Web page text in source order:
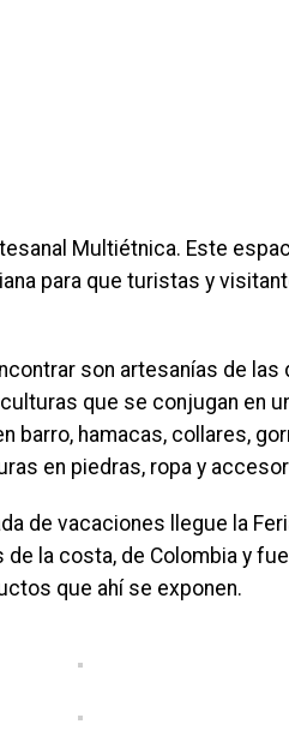
Multiétnica. Este
para que turistas y
son artesanías de
que se conjugan en
barro, hamacas, collares,
en piedras, ropa y
de vacaciones llegue la
la costa, de Colombia y
que ahí se exponen.